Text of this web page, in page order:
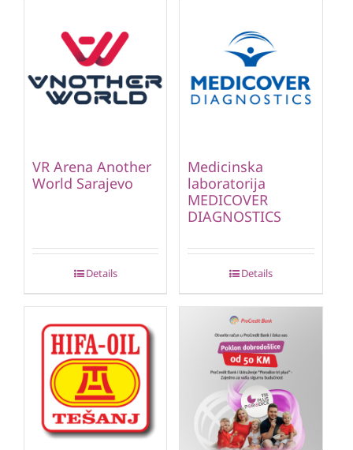
VR Arena Another
World Sarajevo
Details
Medicinska
laboratorija
MEDICOVER
DIAGNOSTICS
Details